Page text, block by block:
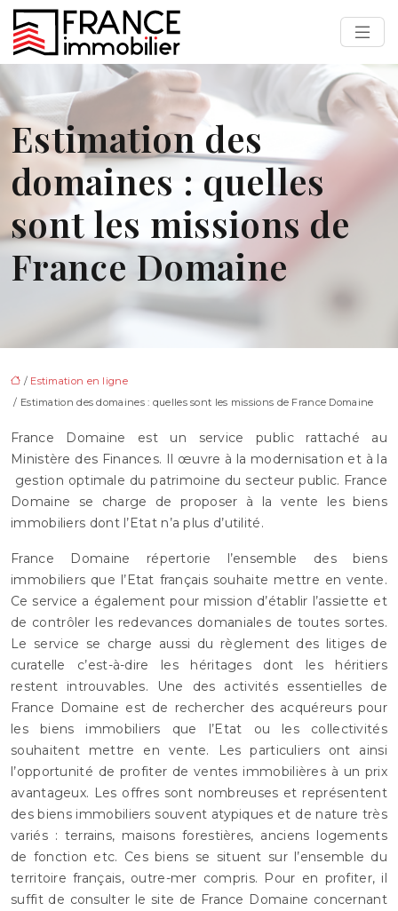
Estimation des
domaines : quelles
sont les missions de
France Domaine
/ Estimation en ligne
/ Estimation des domaines : quelles sont les missions de France Domaine
France Domaine est un service public rattaché au
Ministère des Finances. Il œuvre à la modernisation et à la
gestion optimale du patrimoine du secteur public. France
Domaine se charge de proposer à la vente les biens
immobiliers dont l’Etat n’a plus d’utilité.
France Domaine répertorie l’ensemble des biens
immobiliers que l’Etat français souhaite mettre en vente.
Ce service a également pour mission d’établir l’assiette et
de contrôler les redevances domaniales de toutes sortes.
Le service se charge aussi du règlement des litiges de
curatelle c’est-à-dire les héritages dont les héritiers
restent introuvables. Une des activités essentielles de
France Domaine est de rechercher des acquéreurs pour
les biens immobiliers que l’Etat ou les collectivités
souhaitent mettre en vente. Les particuliers ont ainsi
l’opportunité de profiter de ventes immobilières à un prix
avantageux. Les offres sont nombreuses et représentent
des biens immobiliers souvent atypiques et de nature très
variés : terrains, maisons forestières, anciens logements
de fonction etc. Ces biens se situent sur l’ensemble du
territoire français, outre-mer compris. Pour en profiter, il
suffit de consulter le site de France Domaine concernant